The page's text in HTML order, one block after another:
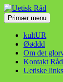
Hop
til
indhold
Uetisk
SøgPrimær menu
kultUR
Øøddd
Om det
Kontakt
Uetiske links